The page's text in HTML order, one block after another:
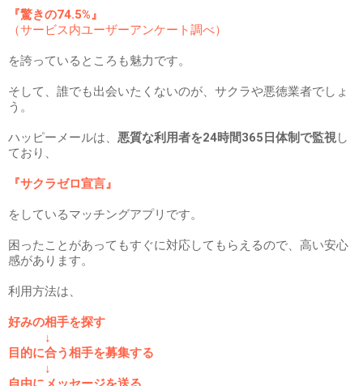
『驚きの74.5%』
（サービス内ユーザーアンケート調べ）
を誇っているところも魅力です。
そして、誰でも出会いたくないのが、サクラや悪徳業者でしょ
う。
ハッピーメールは、 悪質な利用者を24時間365日体制で監視し
ており、
『サクラゼロ宣言』
をしているマッチングアプリです。
困ったことがあってもすぐに対応してもらえるので、高い安心
感があります。
利用方法は、
好みの相手を探す
↓
目的に合う相手を募集する
↓